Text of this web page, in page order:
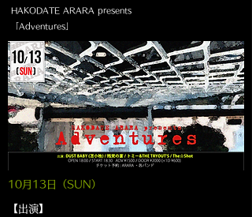
HAKODATE ARARA presents
「Adventures」
10月13日（SUN ）
【出演】